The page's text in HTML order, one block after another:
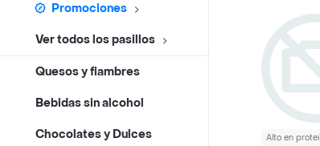
Promociones
Ver todos los pasillos
Quesos y fiambres
Bebidas sin alcohol
Chocolates y Dulces Alto en